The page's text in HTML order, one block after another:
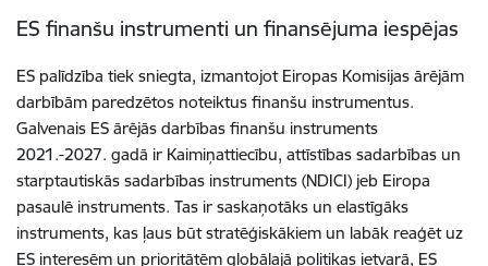
ES finanšu instrumenti un finansējuma iespējas
ES palīdzība tiek sniegta, izmantojot Eiropas Komisijas ārējām
darbībām paredzētos noteiktus finanšu instrumentus.
Galvenais ES ārējās darbības finanšu instruments
2021.-2027. gadā ir Kaimiņattiecību, attīstības sadarbības un
starptautiskās sadarbības instruments (NDICI) jeb Eiropa
pasaulē instruments. Tas ir saskaņotāks un elastīgāks
instruments, kas ļaus būt stratēģiskākiem un labāk reaģēt uz
ES interesēm un prioritātēm globālajā politikas ietvarā, ES